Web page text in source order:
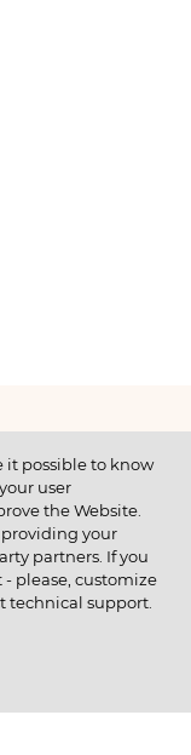
it possible to know
user
the Website.
your
partners. If you
please, customize
technical support.